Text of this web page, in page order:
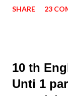
SHARE 23
10 th
Unti 1